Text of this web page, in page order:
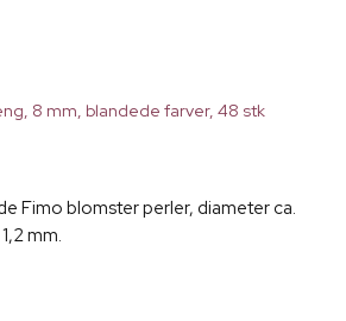
8 mm, blandede farver, 48 stk
Fimo blomster perler, diameter ca.
mm.